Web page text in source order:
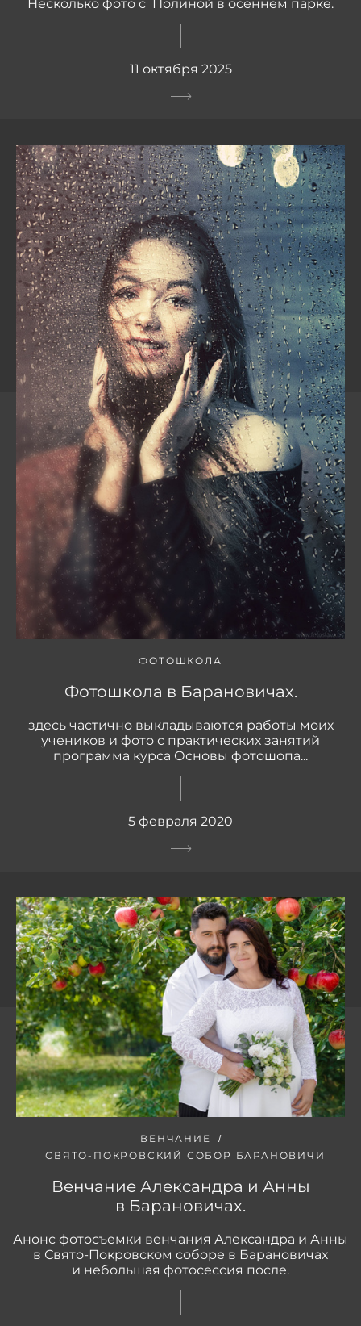
Несколько фото с Полиной в осеннем парке.
11 октября 2025
ФОТОШКОЛА
Фотошкола в Барановичах.
здесь частично выкладываются работы моих
учеников и фото с практических занятий
программа курса Основы фотошопа...
5 февраля 2020
ВЕНЧАНИЕ
СВЯТО-ПОКРОВСКИЙ СОБОР БАРАНОВИЧИ
Венчание Александра и Анны
в Барановичах.
Анонс фотосъемки венчания Александра и Анны
в Свято-Покровском соборе в Барановичах
и небольшая фотосессия после.